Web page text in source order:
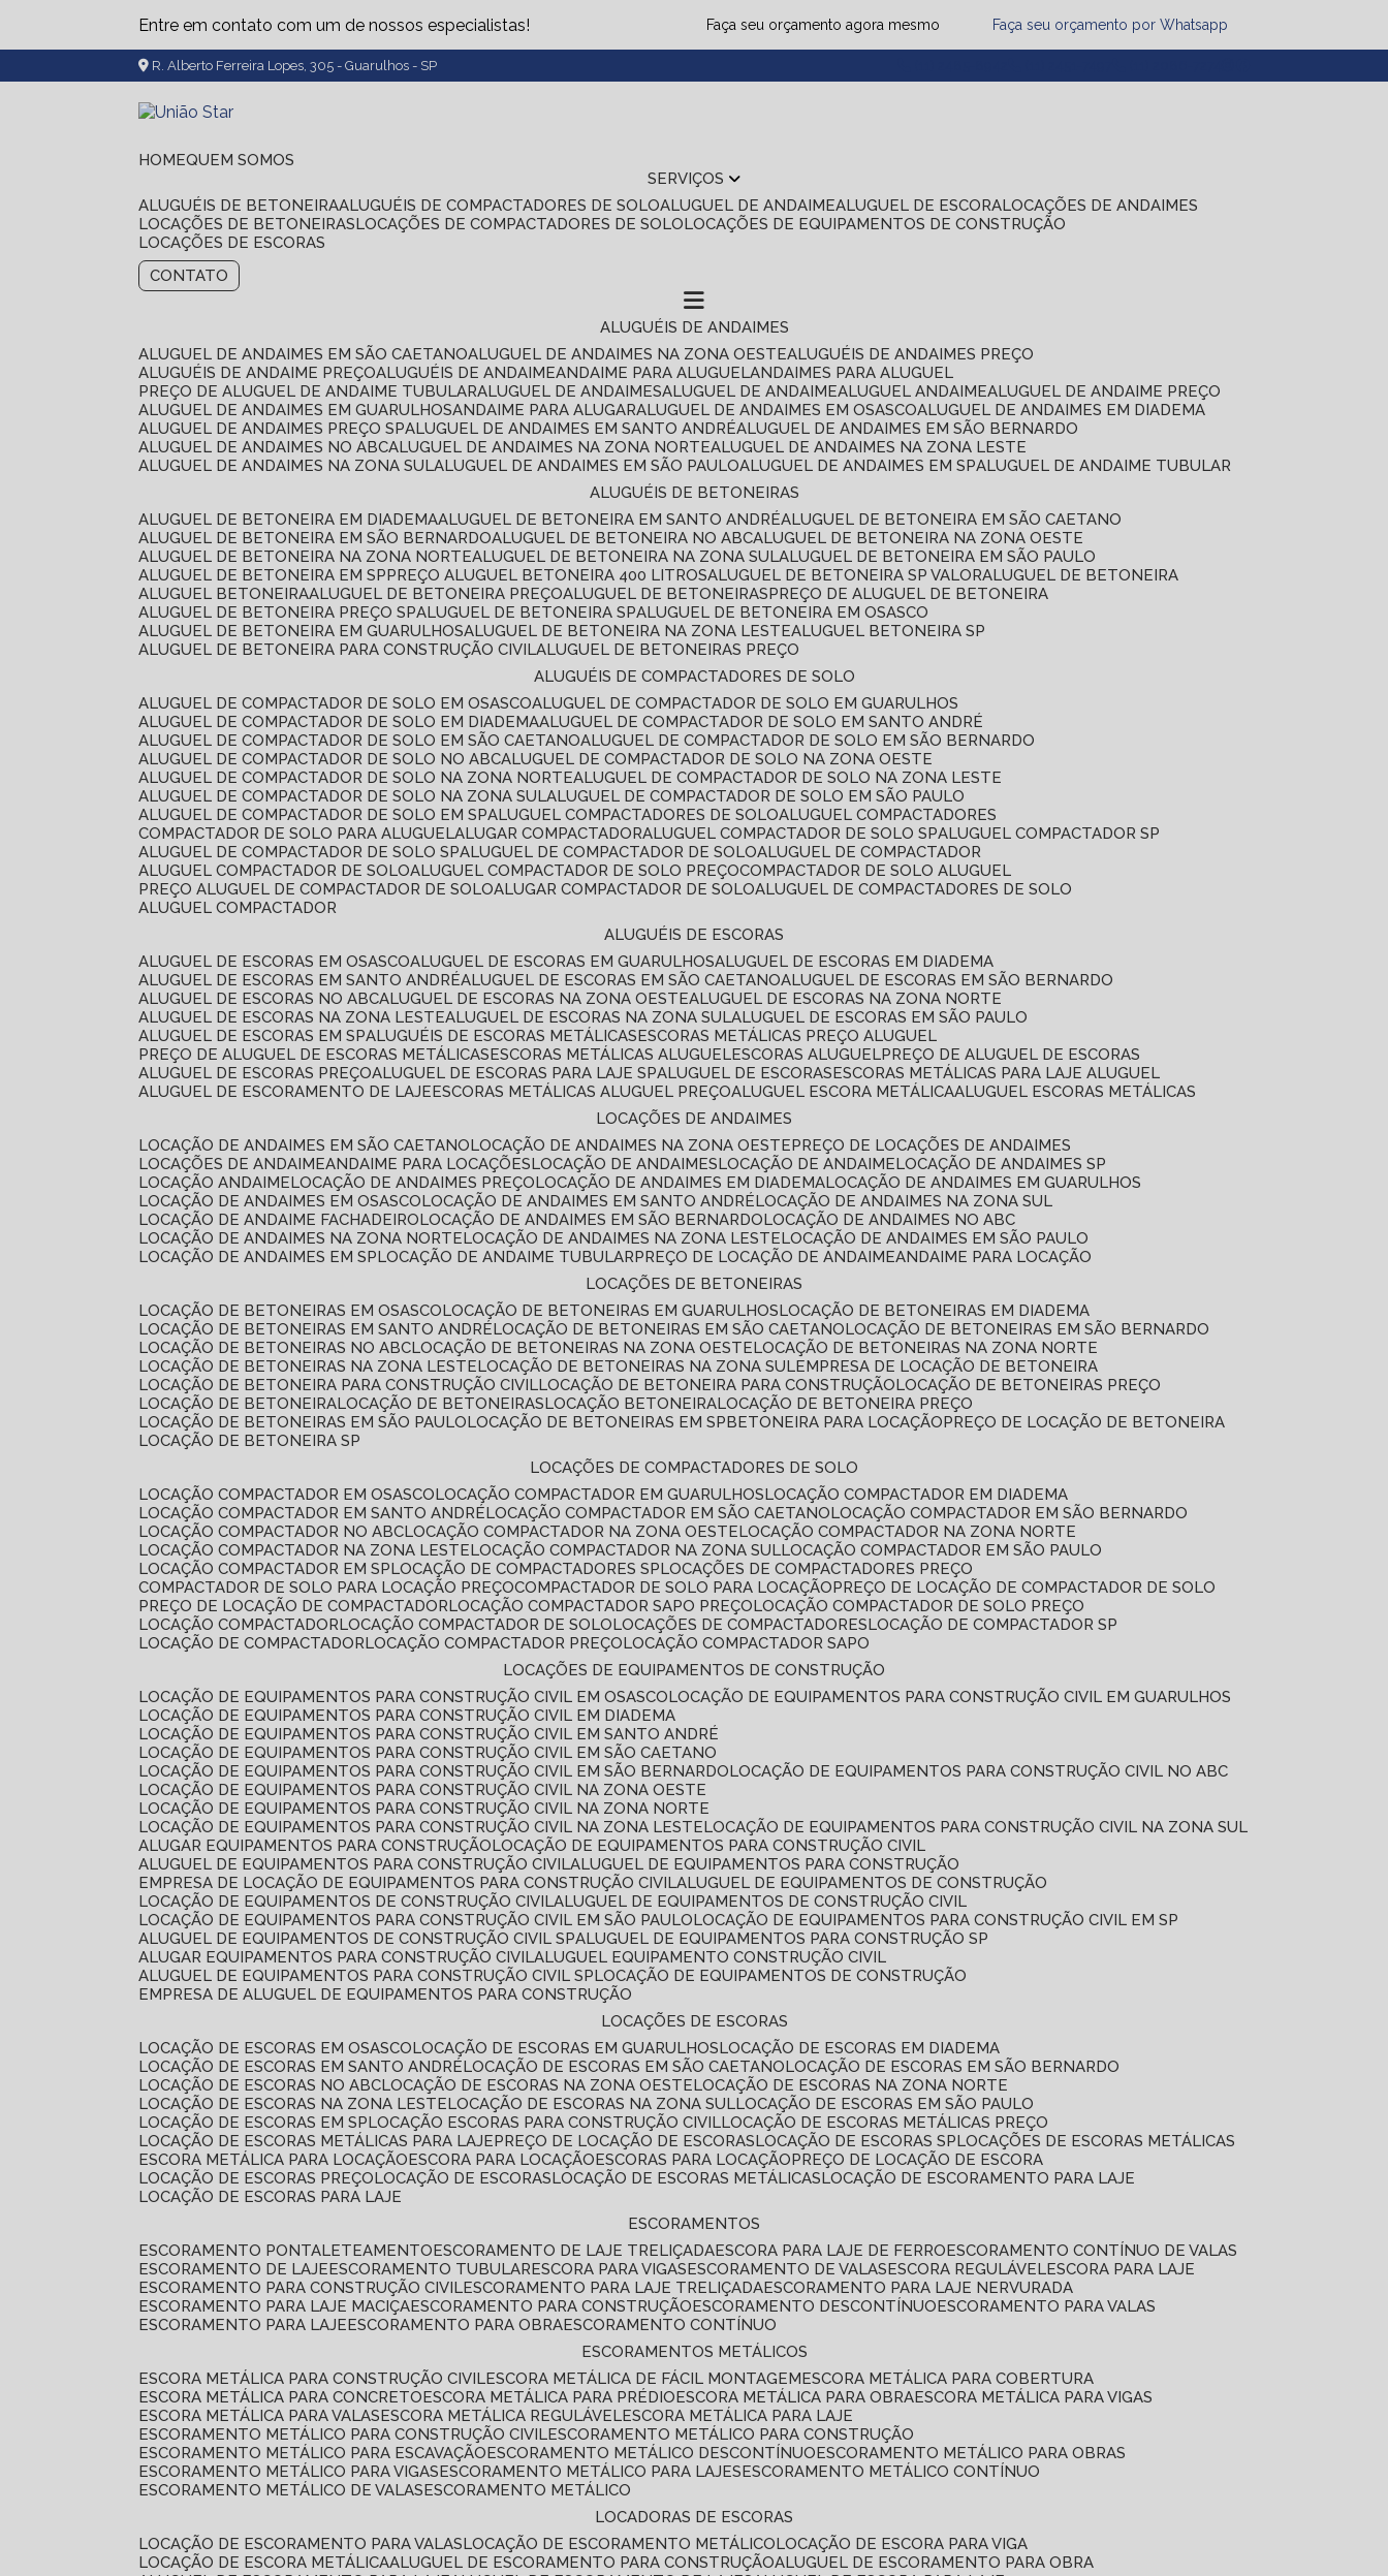
Entre em contato com um de nossos especialistas! Faça seu orçamento agora mesmo Faça seu orçamento por Whatsapp
R. Alberto Ferreira Lopes, 305 - Guarulhos - SP
HOME
QUEM SOMOS
SERVIÇOS
ALUGUÉIS DE BETONEIRA ALUGUÉIS DE COMPACTADORES DE SOLO ALUGUEL DE ANDAIME ALUGUEL DE ESCORA LOCAÇÕES DE ANDAIMES
LOCAÇÕES DE BETONEIRAS LOCAÇÕES DE COMPACTADORES DE SOLO LOCAÇÕES DE EQUIPAMENTOS DE CONSTRUÇÃO
LOCAÇÕES DE ESCORAS
CONTATO
ALUGUÉIS DE ANDAIMES
ALUGUEL DE ANDAIMES EM SÃO CAETANO ALUGUEL DE ANDAIMES NA ZONA OESTE ALUGUÉIS DE ANDAIMES PREÇO
ALUGUÉIS DE ANDAIME PREÇO ALUGUÉIS DE ANDAIME ANDAIME PARA ALUGUEL ANDAIMES PARA ALUGUEL
PREÇO DE ALUGUEL DE ANDAIME TUBULAR ALUGUEL DE ANDAIMES ALUGUEL DE ANDAIME ALUGUEL ANDAIME ALUGUEL DE ANDAIME PREÇO
ALUGUEL DE ANDAIMES EM GUARULHOS ANDAIME PARA ALUGAR ALUGUEL DE ANDAIMES EM OSASCO ALUGUEL DE ANDAIMES EM DIADEMA
ALUGUEL DE ANDAIMES PREÇO SP ALUGUEL DE ANDAIMES EM SANTO ANDRÉ ALUGUEL DE ANDAIMES EM SÃO BERNARDO
ALUGUEL DE ANDAIMES NO ABC ALUGUEL DE ANDAIMES NA ZONA NORTE ALUGUEL DE ANDAIMES NA ZONA LESTE
ALUGUEL DE ANDAIMES NA ZONA SUL ALUGUEL DE ANDAIMES EM SÃO PAULO ALUGUEL DE ANDAIMES EM SP ALUGUEL DE ANDAIME TUBULAR
ALUGUÉIS DE BETONEIRAS
ALUGUEL DE BETONEIRA EM DIADEMA ALUGUEL DE BETONEIRA EM SANTO ANDRÉ ALUGUEL DE BETONEIRA EM SÃO CAETANO
ALUGUEL DE BETONEIRA EM SÃO BERNARDO ALUGUEL DE BETONEIRA NO ABC ALUGUEL DE BETONEIRA NA ZONA OESTE
ALUGUEL DE BETONEIRA NA ZONA NORTE ALUGUEL DE BETONEIRA NA ZONA SUL ALUGUEL DE BETONEIRA EM SÃO PAULO
ALUGUEL DE BETONEIRA EM SP
PREÇO ALUGUEL BETONEIRA 400 LITROS ALUGUEL DE BETONEIRA SP VALOR ALUGUEL DE BETONEIRA
ALUGUEL BETONEIRA ALUGUEL DE BETONEIRA PREÇO ALUGUEL DE BETONEIRAS
PREÇO DE ALUGUEL DE BETONEIRA
ALUGUEL DE BETONEIRA PREÇO SP ALUGUEL DE BETONEIRA SP ALUGUEL DE BETONEIRA EM OSASCO
ALUGUEL DE BETONEIRA EM GUARULHOS ALUGUEL DE BETONEIRA NA ZONA LESTE ALUGUEL BETONEIRA SP
ALUGUEL DE BETONEIRA PARA CONSTRUÇÃO CIVIL ALUGUEL DE BETONEIRAS PREÇO
ALUGUÉIS DE COMPACTADORES DE SOLO
ALUGUEL DE COMPACTADOR DE SOLO EM OSASCO ALUGUEL DE COMPACTADOR DE SOLO EM GUARULHOS
ALUGUEL DE COMPACTADOR DE SOLO EM DIADEMA ALUGUEL DE COMPACTADOR DE SOLO EM SANTO ANDRÉ
ALUGUEL DE COMPACTADOR DE SOLO EM SÃO CAETANO ALUGUEL DE COMPACTADOR DE SOLO EM SÃO BERNARDO
ALUGUEL DE COMPACTADOR DE SOLO NO ABC ALUGUEL DE COMPACTADOR DE SOLO NA ZONA OESTE
ALUGUEL DE COMPACTADOR DE SOLO NA ZONA NORTE ALUGUEL DE COMPACTADOR DE SOLO NA ZONA LESTE
ALUGUEL DE COMPACTADOR DE SOLO NA ZONA SUL ALUGUEL DE COMPACTADOR DE SOLO EM SÃO PAULO
ALUGUEL DE COMPACTADOR DE SOLO EM SP ALUGUEL COMPACTADORES DE SOLO ALUGUEL COMPACTADORES
COMPACTADOR DE SOLO PARA ALUGUEL ALUGAR COMPACTADOR ALUGUEL COMPACTADOR DE SOLO SP ALUGUEL COMPACTADOR SP
ALUGUEL DE COMPACTADOR DE SOLO SP ALUGUEL DE COMPACTADOR DE SOLO ALUGUEL DE COMPACTADOR
ALUGUEL COMPACTADOR DE SOLO ALUGUEL COMPACTADOR DE SOLO PREÇO COMPACTADOR DE SOLO ALUGUEL
PREÇO ALUGUEL DE COMPACTADOR DE SOLO ALUGAR COMPACTADOR DE SOLO ALUGUEL DE COMPACTADORES DE SOLO
ALUGUEL COMPACTADOR
ALUGUÉIS DE ESCORAS
ALUGUEL DE ESCORAS EM OSASCO ALUGUEL DE ESCORAS EM GUARULHOS ALUGUEL DE ESCORAS EM DIADEMA
ALUGUEL DE ESCORAS EM SANTO ANDRÉ ALUGUEL DE ESCORAS EM SÃO CAETANO ALUGUEL DE ESCORAS EM SÃO BERNARDO
ALUGUEL DE ESCORAS NO ABC ALUGUEL DE ESCORAS NA ZONA OESTE ALUGUEL DE ESCORAS NA ZONA NORTE
ALUGUEL DE ESCORAS NA ZONA LESTE ALUGUEL DE ESCORAS NA ZONA SUL ALUGUEL DE ESCORAS EM SÃO PAULO
ALUGUEL DE ESCORAS EM SP ALUGUÉIS DE ESCORAS METÁLICAS
ESCORAS METÁLICAS PREÇO ALUGUEL
PREÇO DE ALUGUEL DE ESCORAS METÁLICAS
ESCORAS METÁLICAS ALUGUEL ESCORAS ALUGUEL
PREÇO DE ALUGUEL DE ESCORAS
ALUGUEL DE ESCORAS PREÇO ALUGUEL DE ESCORAS PARA LAJE SP ALUGUEL DE ESCORAS
ESCORAS METÁLICAS PARA LAJE ALUGUEL
ALUGUEL DE ESCORAMENTO DE LAJE
ESCORAS METÁLICAS ALUGUEL PREÇO ALUGUEL ESCORA METÁLICA ALUGUEL ESCORAS METÁLICAS
LOCAÇÕES DE ANDAIMES
LOCAÇÃO DE ANDAIMES EM SÃO CAETANO LOCAÇÃO DE ANDAIMES NA ZONA OESTE
PREÇO DE LOCAÇÕES DE ANDAIMES
LOCAÇÕES DE ANDAIME ANDAIME PARA LOCAÇÕES LOCAÇÃO DE ANDAIMES LOCAÇÃO DE ANDAIME LOCAÇÃO DE ANDAIMES SP
LOCAÇÃO ANDAIME LOCAÇÃO DE ANDAIMES PREÇO LOCAÇÃO DE ANDAIMES EM DIADEMA LOCAÇÃO DE ANDAIMES EM GUARULHOS
LOCAÇÃO DE ANDAIMES EM OSASCO LOCAÇÃO DE ANDAIMES EM SANTO ANDRÉ LOCAÇÃO DE ANDAIMES NA ZONA SUL
LOCAÇÃO DE ANDAIME FACHADEIRO LOCAÇÃO DE ANDAIMES EM SÃO BERNARDO LOCAÇÃO DE ANDAIMES NO ABC
LOCAÇÃO DE ANDAIMES NA ZONA NORTE LOCAÇÃO DE ANDAIMES NA ZONA LESTE LOCAÇÃO DE ANDAIMES EM SÃO PAULO
LOCAÇÃO DE ANDAIMES EM SP LOCAÇÃO DE ANDAIME TUBULAR PREÇO DE LOCAÇÃO DE ANDAIME ANDAIME PARA LOCAÇÃO
LOCAÇÕES DE BETONEIRAS
LOCAÇÃO DE BETONEIRAS EM OSASCO LOCAÇÃO DE BETONEIRAS EM GUARULHOS LOCAÇÃO DE BETONEIRAS EM DIADEMA
LOCAÇÃO DE BETONEIRAS EM SANTO ANDRÉ LOCAÇÃO DE BETONEIRAS EM SÃO CAETANO LOCAÇÃO DE BETONEIRAS EM SÃO BERNARDO
LOCAÇÃO DE BETONEIRAS NO ABC LOCAÇÃO DE BETONEIRAS NA ZONA OESTE LOCAÇÃO DE BETONEIRAS NA ZONA NORTE
LOCAÇÃO DE BETONEIRAS NA ZONA LESTE LOCAÇÃO DE BETONEIRAS NA ZONA SUL
EMPRESA DE LOCAÇÃO DE BETONEIRA
LOCAÇÃO DE BETONEIRA PARA CONSTRUÇÃO CIVIL LOCAÇÃO DE BETONEIRA PARA CONSTRUÇÃO LOCAÇÃO DE BETONEIRAS PREÇO
LOCAÇÃO DE BETONEIRA LOCAÇÃO DE BETONEIRAS LOCAÇÃO BETONEIRA LOCAÇÃO DE BETONEIRA PREÇO
LOCAÇÃO DE BETONEIRAS EM SÃO PAULO LOCAÇÃO DE BETONEIRAS EM SP BETONEIRA PARA LOCAÇÃO
PREÇO DE LOCAÇÃO DE BETONEIRA
LOCAÇÃO DE BETONEIRA SP
LOCAÇÕES DE COMPACTADORES DE SOLO
LOCAÇÃO COMPACTADOR EM OSASCO LOCAÇÃO COMPACTADOR EM GUARULHOS LOCAÇÃO COMPACTADOR EM DIADEMA
LOCAÇÃO COMPACTADOR EM SANTO ANDRÉ LOCAÇÃO COMPACTADOR EM SÃO CAETANO LOCAÇÃO COMPACTADOR EM SÃO BERNARDO
LOCAÇÃO COMPACTADOR NO ABC LOCAÇÃO COMPACTADOR NA ZONA OESTE LOCAÇÃO COMPACTADOR NA ZONA NORTE
LOCAÇÃO COMPACTADOR NA ZONA LESTE LOCAÇÃO COMPACTADOR NA ZONA SUL LOCAÇÃO COMPACTADOR EM SÃO PAULO
LOCAÇÃO COMPACTADOR EM SP LOCAÇÃO DE COMPACTADORES SP LOCAÇÕES DE COMPACTADORES PREÇO
COMPACTADOR DE SOLO PARA LOCAÇÃO PREÇO COMPACTADOR DE SOLO PARA LOCAÇÃO
PREÇO DE LOCAÇÃO DE COMPACTADOR DE SOLO
PREÇO DE LOCAÇÃO DE COMPACTADOR LOCAÇÃO COMPACTADOR SAPO PREÇO LOCAÇÃO COMPACTADOR DE SOLO PREÇO
LOCAÇÃO COMPACTADOR LOCAÇÃO COMPACTADOR DE SOLO LOCAÇÕES DE COMPACTADORES LOCAÇÃO DE COMPACTADOR SP
LOCAÇÃO DE COMPACTADOR LOCAÇÃO COMPACTADOR PREÇO LOCAÇÃO COMPACTADOR SAPO
LOCAÇÕES DE EQUIPAMENTOS DE CONSTRUÇÃO
LOCAÇÃO DE EQUIPAMENTOS PARA CONSTRUÇÃO CIVIL EM OSASCO LOCAÇÃO DE EQUIPAMENTOS PARA CONSTRUÇÃO CIVIL EM GUARULHOS
LOCAÇÃO DE EQUIPAMENTOS PARA CONSTRUÇÃO CIVIL EM DIADEMA
LOCAÇÃO DE EQUIPAMENTOS PARA CONSTRUÇÃO CIVIL EM SANTO ANDRÉ
LOCAÇÃO DE EQUIPAMENTOS PARA CONSTRUÇÃO CIVIL EM SÃO CAETANO
LOCAÇÃO DE EQUIPAMENTOS PARA CONSTRUÇÃO CIVIL EM SÃO BERNARDO LOCAÇÃO DE EQUIPAMENTOS PARA CONSTRUÇÃO CIVIL NO ABC
LOCAÇÃO DE EQUIPAMENTOS PARA CONSTRUÇÃO CIVIL NA ZONA OESTE
LOCAÇÃO DE EQUIPAMENTOS PARA CONSTRUÇÃO CIVIL NA ZONA NORTE
LOCAÇÃO DE EQUIPAMENTOS PARA CONSTRUÇÃO CIVIL NA ZONA LESTE LOCAÇÃO DE EQUIPAMENTOS PARA CONSTRUÇÃO CIVIL NA ZONA SUL
ALUGAR EQUIPAMENTOS PARA CONSTRUÇÃO LOCAÇÃO DE EQUIPAMENTOS PARA CONSTRUÇÃO CIVIL
ALUGUEL DE EQUIPAMENTOS PARA CONSTRUÇÃO CIVIL ALUGUEL DE EQUIPAMENTOS PARA CONSTRUÇÃO
EMPRESA DE LOCAÇÃO DE EQUIPAMENTOS PARA CONSTRUÇÃO CIVIL ALUGUEL DE EQUIPAMENTOS DE CONSTRUÇÃO
LOCAÇÃO DE EQUIPAMENTOS DE CONSTRUÇÃO CIVIL ALUGUEL DE EQUIPAMENTOS DE CONSTRUÇÃO CIVIL
LOCAÇÃO DE EQUIPAMENTOS PARA CONSTRUÇÃO CIVIL EM SÃO PAULO LOCAÇÃO DE EQUIPAMENTOS PARA CONSTRUÇÃO CIVIL EM SP
ALUGUEL DE EQUIPAMENTOS DE CONSTRUÇÃO CIVIL SP ALUGUEL DE EQUIPAMENTOS PARA CONSTRUÇÃO SP
ALUGAR EQUIPAMENTOS PARA CONSTRUÇÃO CIVIL ALUGUEL EQUIPAMENTO CONSTRUÇÃO CIVIL
ALUGUEL DE EQUIPAMENTOS PARA CONSTRUÇÃO CIVIL SP LOCAÇÃO DE EQUIPAMENTOS DE CONSTRUÇÃO
EMPRESA DE ALUGUEL DE EQUIPAMENTOS PARA CONSTRUÇÃO
LOCAÇÕES DE ESCORAS
LOCAÇÃO DE ESCORAS EM OSASCO LOCAÇÃO DE ESCORAS EM GUARULHOS LOCAÇÃO DE ESCORAS EM DIADEMA
LOCAÇÃO DE ESCORAS EM SANTO ANDRÉ LOCAÇÃO DE ESCORAS EM SÃO CAETANO LOCAÇÃO DE ESCORAS EM SÃO BERNARDO
LOCAÇÃO DE ESCORAS NO ABC LOCAÇÃO DE ESCORAS NA ZONA OESTE LOCAÇÃO DE ESCORAS NA ZONA NORTE
LOCAÇÃO DE ESCORAS NA ZONA LESTE LOCAÇÃO DE ESCORAS NA ZONA SUL LOCAÇÃO DE ESCORAS EM SÃO PAULO
LOCAÇÃO DE ESCORAS EM SP LOCAÇÃO ESCORAS PARA CONSTRUÇÃO CIVIL LOCAÇÃO DE ESCORAS METÁLICAS PREÇO
LOCAÇÃO DE ESCORAS METÁLICAS PARA LAJE
PREÇO DE LOCAÇÃO DE ESCORAS LOCAÇÃO DE ESCORAS SP LOCAÇÕES DE ESCORAS METÁLICAS
ESCORA METÁLICA PARA LOCAÇÃO
ESCORA PARA LOCAÇÃO ESCORAS PARA LOCAÇÃO
PREÇO DE LOCAÇÃO DE ESCORA
LOCAÇÃO DE ESCORAS PREÇO LOCAÇÃO DE ESCORAS LOCAÇÃO DE ESCORAS METÁLICAS LOCAÇÃO DE ESCORAMENTO PARA LAJE
LOCAÇÃO DE ESCORAS PARA LAJE
ESCORAMENTOS
ESCORAMENTO PONTALETEAMENTO
ESCORAMENTO DE LAJE TRELIÇADA ESCORA PARA LAJE DE FERRO
ESCORAMENTO CONTÍNUO DE VALAS
ESCORAMENTO DE LAJE
ESCORAMENTO TUBULAR ESCORA PARA VIGAS ESCORAMENTO DE VALAS ESCORA REGULÁVEL ESCORA PARA LAJE
ESCORAMENTO PARA CONSTRUÇÃO CIVIL ESCORAMENTO PARA LAJE TRELIÇADA ESCORAMENTO PARA LAJE NERVURADA
ESCORAMENTO PARA LAJE MACIÇA ESCORAMENTO PARA CONSTRUÇÃO ESCORAMENTO DESCONTÍNUO
ESCORAMENTO PARA VALAS
ESCORAMENTO PARA LAJE
ESCORAMENTO PARA OBRA ESCORAMENTO CONTÍNUO
ESCORAMENTOS METÁLICOS
ESCORA METÁLICA PARA CONSTRUÇÃO CIVIL ESCORA METÁLICA DE FÁCIL MONTAGEM
ESCORA METÁLICA PARA COBERTURA
ESCORA METÁLICA PARA CONCRETO
ESCORA METÁLICA PARA PRÉDIO ESCORA METÁLICA PARA OBRA ESCORA METÁLICA PARA VIGAS
ESCORA METÁLICA PARA VALAS
ESCORA METÁLICA REGULÁVEL ESCORA METÁLICA PARA LAJE
ESCORAMENTO METÁLICO PARA CONSTRUÇÃO CIVIL ESCORAMENTO METÁLICO PARA CONSTRUÇÃO
ESCORAMENTO METÁLICO PARA ESCAVAÇÃO
ESCORAMENTO METÁLICO DESCONTÍNUO
ESCORAMENTO METÁLICO PARA OBRAS
ESCORAMENTO METÁLICO PARA VIGAS
ESCORAMENTO METÁLICO PARA LAJES
ESCORAMENTO METÁLICO CONTÍNUO
ESCORAMENTO METÁLICO DE VALAS
ESCORAMENTO METÁLICO
LOCADORAS DE ESCORAS
LOCAÇÃO DE ESCORAMENTO PARA VALAS LOCAÇÃO DE ESCORAMENTO METÁLICO LOCAÇÃO DE ESCORA PARA VIGA
LOCAÇÃO DE ESCORA METÁLICA ALUGUEL DE ESCORAMENTO PARA CONSTRUÇÃO ALUGUEL DE ESCORAMENTO PARA OBRA